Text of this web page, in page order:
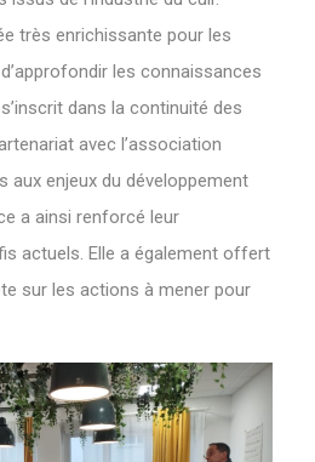
très enrichissante pour les
les connaissances
dans la continuité des
avec l’association
aux enjeux du développement
a ainsi renforcé leur
actuels. Elle a également offert
sur les actions à mener pour